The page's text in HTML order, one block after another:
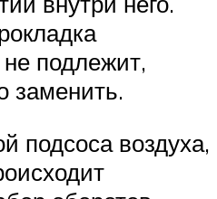
подлежит,
заменить.
подсоса воздуха,